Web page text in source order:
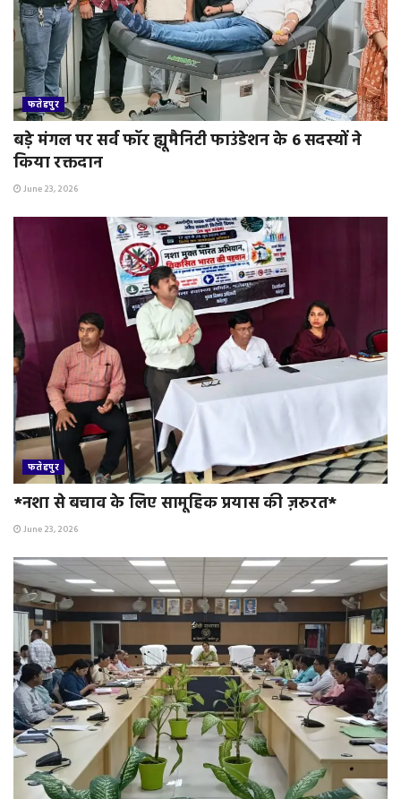
फतेहपुर
बड़े मंगल पर सर्व फॉर ह्यूमैनिटी फाउंडेशन के 6 सदस्यों ने
किया रक्तदान
June 23, 2026
फतेहपुर
*नशा से बचाव के लिए सामूहिक प्रयास की ज़रुरत*
June 23, 2026